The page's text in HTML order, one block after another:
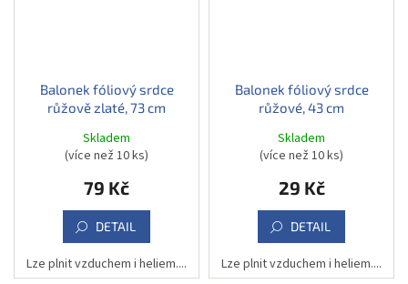
Balonek fóliový srdce
růžově zlaté, 73 cm
Skladem
(více než 10 ks)
79 Kč
DETAIL
Lze plnit vzduchem i heliem....
Balonek fóliový srdce
růžové, 43 cm
Skladem
(více než 10 ks)
29 Kč
DETAIL
Lze plnit vzduchem i heliem....